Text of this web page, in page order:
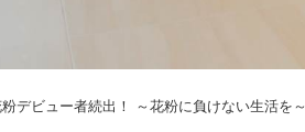
デビュー者続出！ ～花粉に負けない生活を～